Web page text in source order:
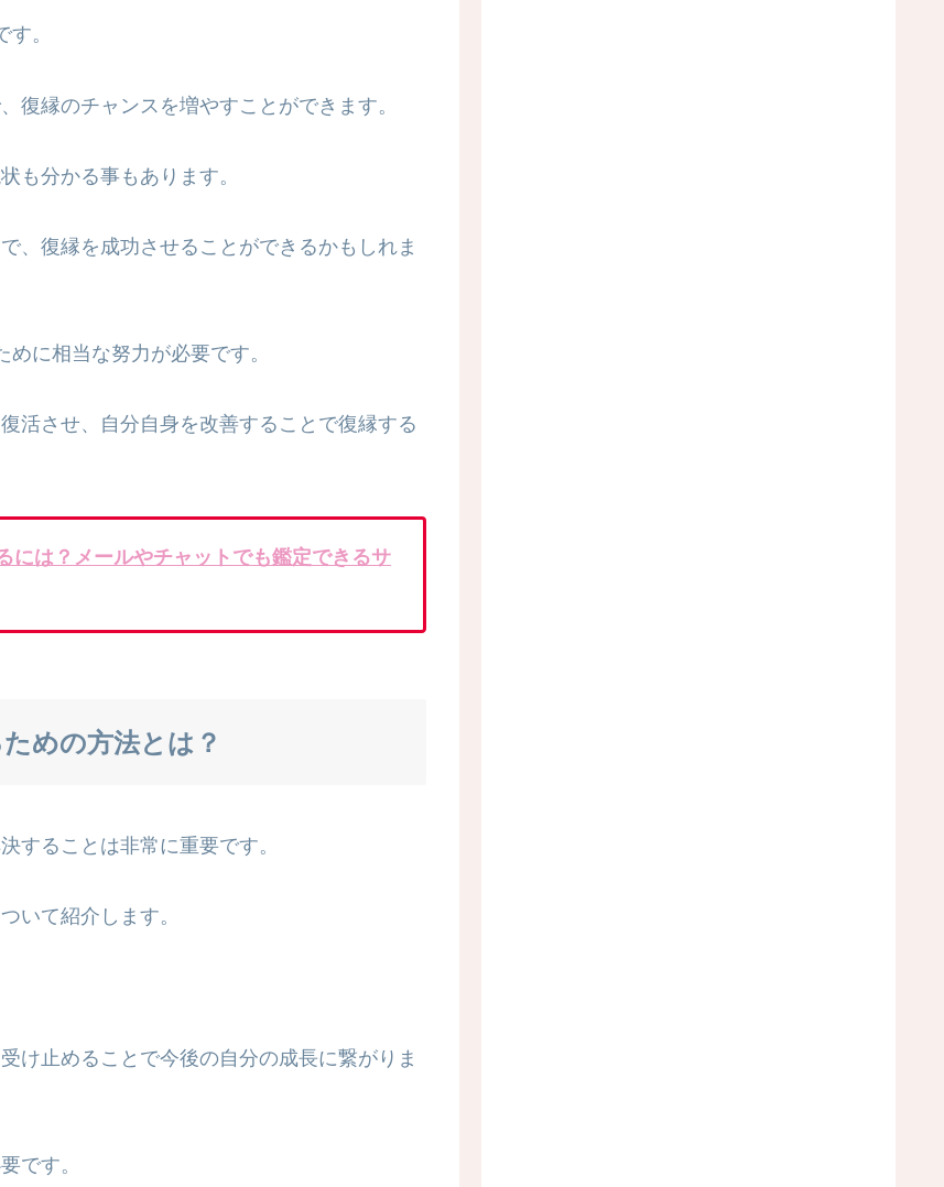
。
復縁のチャンスを増やすことができます。
も分かる事もあります。
、復縁を成功させることができるかもしれま
に相当な努力が必要です。
活させ、自分自身を改善することで復縁する
には？メールやチャットでも鑑定できるサ
めの方法とは？
することは非常に重要です。
いて紹介します。
け止めることで今後の自分の成長に繋がりま
です。